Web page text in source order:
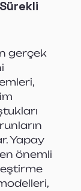
gerçek
Yapay
önemli